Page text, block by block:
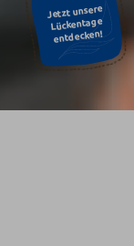
Jetzt unsere
Lückentage
entdecken!